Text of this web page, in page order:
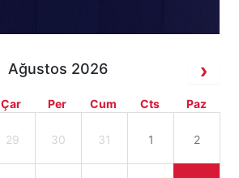
Ağustos 2026
Çar Per Cum Cts Paz
29 30 31 1 2